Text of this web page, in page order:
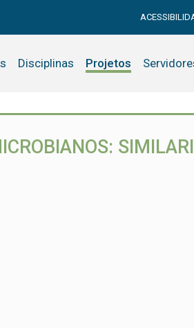
Disciplinas Projetos